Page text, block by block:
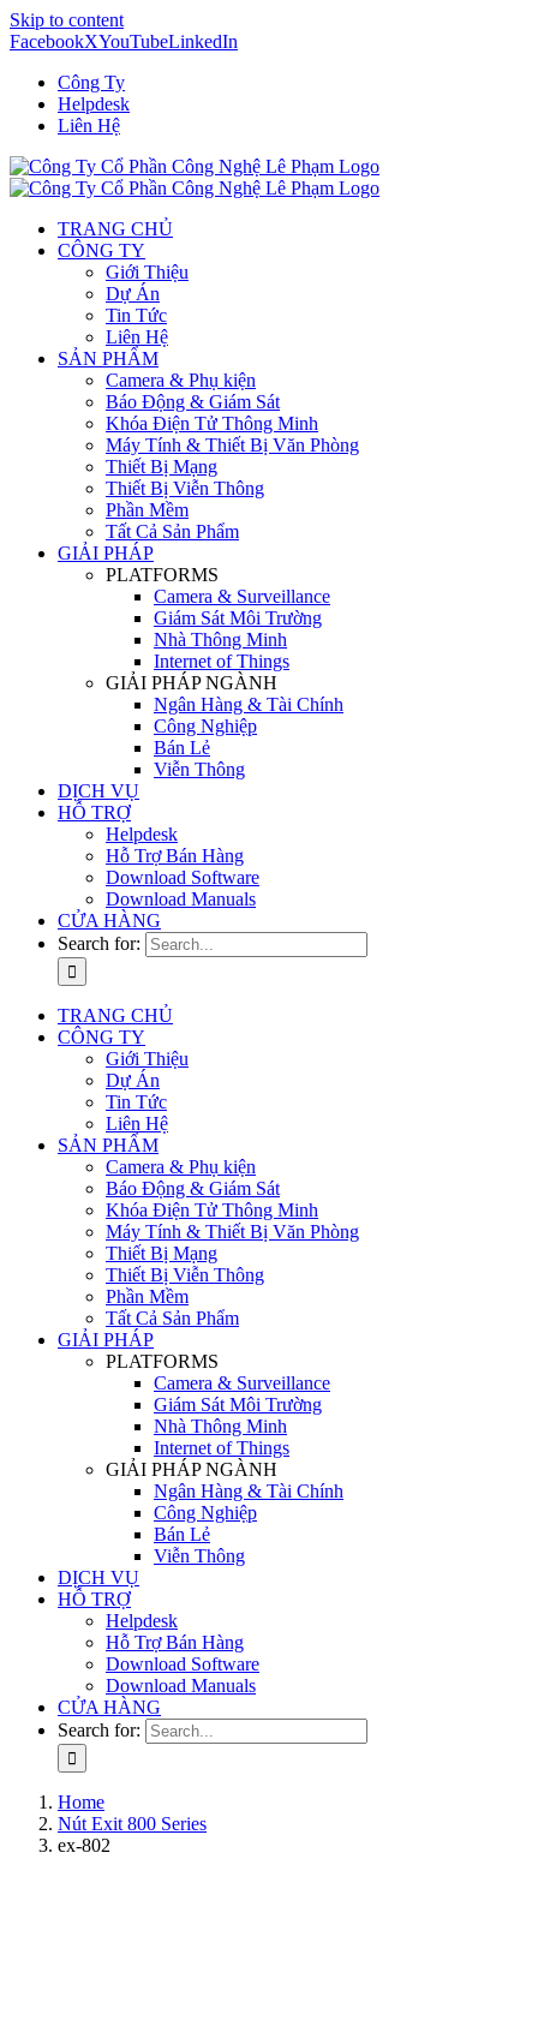
Skip to content
FacebookXYouTubeLinkedIn
Công Ty
Helpdesk
Liên Hệ
TRANG CHỦ
CÔNG TY
Giới Thiệu
Dự Án
Tin Tức
Liên Hệ
SẢN PHẨM
Camera & Phụ kiện
Báo Động & Giám Sát
Khóa Điện Tử Thông Minh
Máy Tính & Thiết Bị Văn Phòng
Thiết Bị Mạng
Thiết Bị Viễn Thông
Phần Mềm
Tất Cả Sản Phẩm
GIẢI PHÁP
PLATFORMS
Camera & Surveillance
Giám Sát Môi Trường
Nhà Thông Minh
Internet of Things
GIẢI PHÁP NGÀNH
Ngân Hàng & Tài Chính
Công Nghiệp
Bán Lẻ
Viễn Thông
DỊCH VỤ
HỖ TRỢ
Helpdesk
Hỗ Trợ Bán Hàng
Download Software
Download Manuals
CỬA HÀNG
Search for:
TRANG CHỦ
CÔNG TY
Giới Thiệu
Dự Án
Tin Tức
Liên Hệ
SẢN PHẨM
Camera & Phụ kiện
Báo Động & Giám Sát
Khóa Điện Tử Thông Minh
Máy Tính & Thiết Bị Văn Phòng
Thiết Bị Mạng
Thiết Bị Viễn Thông
Phần Mềm
Tất Cả Sản Phẩm
GIẢI PHÁP
PLATFORMS
Camera & Surveillance
Giám Sát Môi Trường
Nhà Thông Minh
Internet of Things
GIẢI PHÁP NGÀNH
Ngân Hàng & Tài Chính
Công Nghiệp
Bán Lẻ
Viễn Thông
DỊCH VỤ
HỖ TRỢ
Helpdesk
Hỗ Trợ Bán Hàng
Download Software
Download Manuals
CỬA HÀNG
Search for:
Home
Nút Exit 800 Series
ex-802